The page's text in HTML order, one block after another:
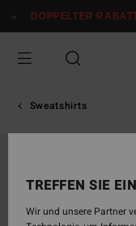
zur
springen
DOPPELTER RABATT
Sweatshirts
TREFFEN SIE
Wir und unsere Partner